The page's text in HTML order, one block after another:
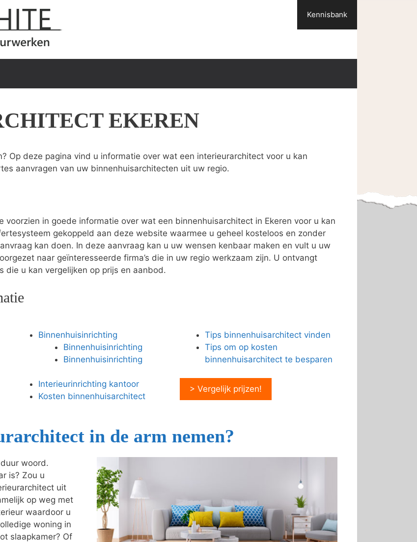
Kennisbank
EKEREN
Op deze pagina vind u informatie over wat een interieurarchitect voor u kan
aanvragen van uw binnenhuisarchitecten uit uw regio.
in goede informatie over wat een binnenhuisarchitect in Ekeren voor u kan
gekoppeld aan deze website waarmee u geheel kosteloos en zonder
kan doen. In deze aanvraag kan u uw wensen kenbaar maken en vult u uw
naar geïnteresseerde firma’s die in uw regio werkzaam zijn. U ontvangt
u kan vergelijken op prijs en aanbod.
Binnenhuisinrichting
Binnenhuisinrichting
Binnenhuisinrichting
Interieurinrichting kantoor
Kosten binnenhuisarchitect
Tips binnenhuisarchitect vinden
Tips om op kosten
binnenhuisarchitect te besparen
> Vergelijk prijzen!
in de arm nemen?
woord.
is? Zou u
uit
op weg met
waardoor u
woning in
slaapkamer? Of